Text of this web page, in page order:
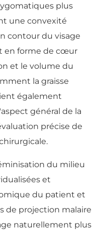
plus
une convexité
contour du visage
en forme de cœur
et le volume du
la graisse
également
général de la
précise de
du milieu
et
du patient et
de projection malaire
naturellement plus